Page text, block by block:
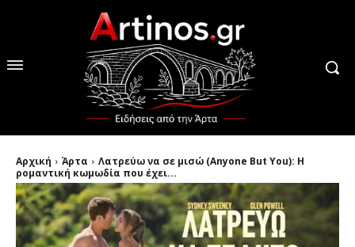
Αρχική Άρτα
Λατρεύω να σε μισώ (Anyone But You): Η
ρομαντική κωμωδία που έχει...